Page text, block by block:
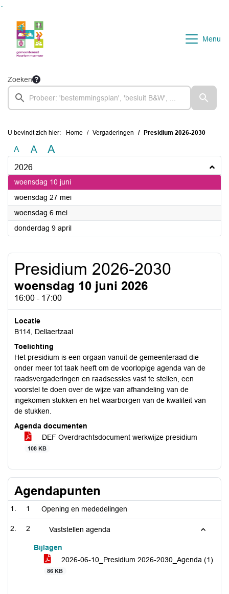
Menu
Zoeken
U bevindt zich hier: Home Vergaderingen Presidium 2026-2030
A A A
2026
woensdag 10 juni2026
woensdag 27 mei2026
woensdag 6 mei2026
donderdag 9 april2026
Presidium 2026-2030
woensdag 10 juni 2026
16:00 - 17:00
Locatie
B114, Dellaertzaal
Toelichting
Het presidium is een orgaan vanuit de gemeenteraad die
onder meer tot taak heeft om de voorlopige agenda van de
raadsvergaderingen en raadsessies vast te stellen, een
voorstel te doen over de wijze van afhandeling van de
ingekomen stukken en het waarborgen van de kwaliteit van
de stukken.
Agenda documenten
DEF Overdrachtsdocument werkwijze presidium
108 KB
Agendapunten
1 Opening en mededelingen
2 Vaststellen agenda
Bijlagen
2026-06-10_Presidium 2026-2030_Agenda (1)
86 KB